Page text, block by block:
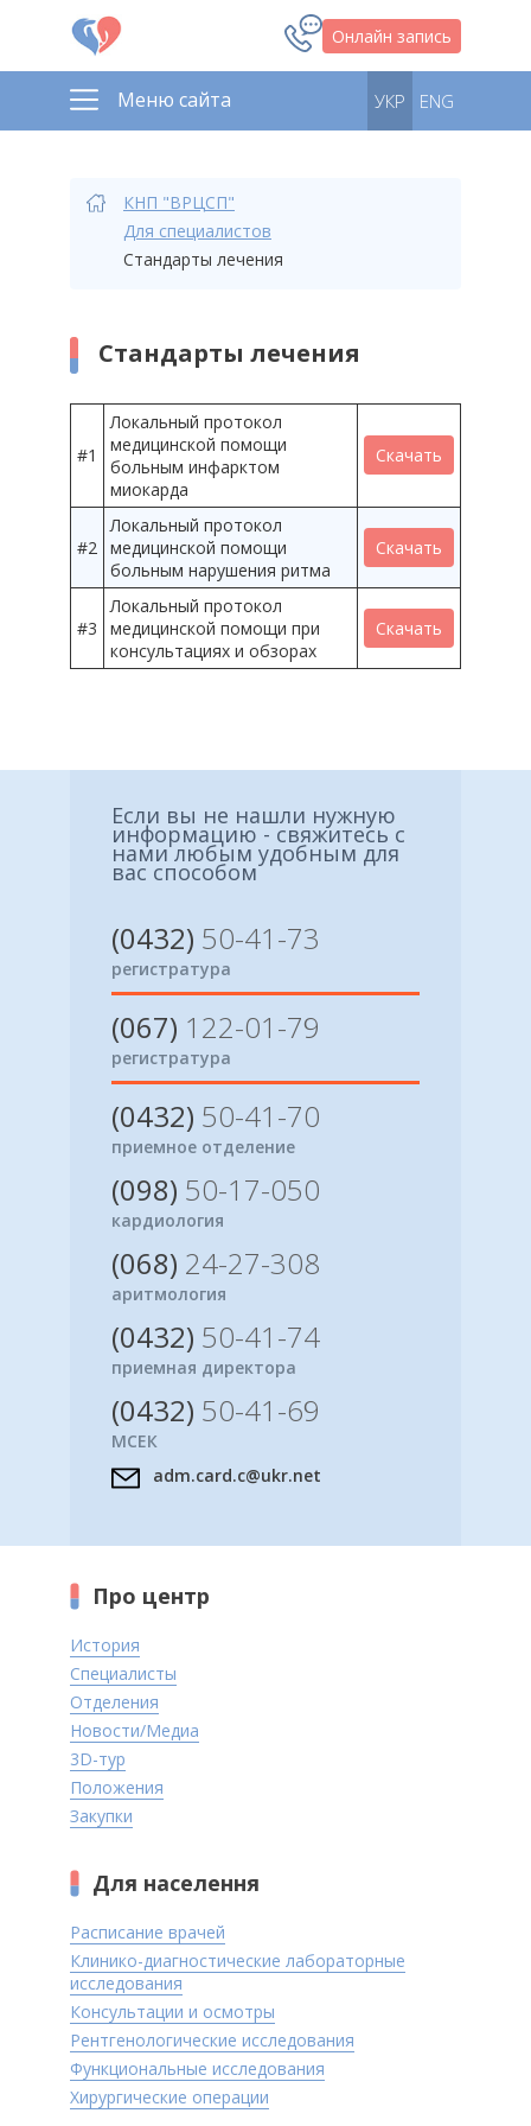
Онлайн запись
Меню сайта УКР ENG
КНП "ВРЦСП"
Для специалистов
Стандарты лечения
Стандарты лечения
#1
Локальный протокол
медицинской помощи
больным инфарктом
миокарда
Скачать
#2
Локальный протокол
медицинской помощи
больным нарушения ритма
Скачать
#3
Локальный протокол
медицинской помощи при
консультациях и обзорах
Скачать
Если вы не нашли нужную
информацию - свяжитесь с
нами любым удобным для
вас способом
(0432) 50-41-73
регистратура
(067) 122-01-79
регистратура
(0432) 50-41-70
приемное отделение
(098) 50-17-050
кардиология
(068) 24-27-308
аритмология
(0432) 50-41-74
приемная директора
(0432) 50-41-69
МСЕК
adm.card.c@ukr.net
Про центр
История
Специалисты
Отделения
Новости/Медиа
3D-тур
Положения
Закупки
Для населення
Расписание врачей
Клинико-диагностические лабораторные
исследования
Консультации и осмотры
Рентгенологические исследования
Функциональные исследования
Хирургические операции